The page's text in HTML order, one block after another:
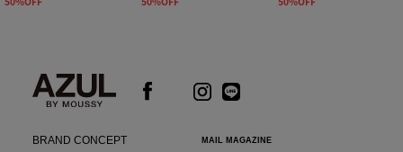
BRAND CONCEPT
MAIL MAGAZINE